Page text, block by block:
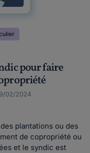
pour faire
02/2024
plantations ou des
de copropriété ou
et le syndic est